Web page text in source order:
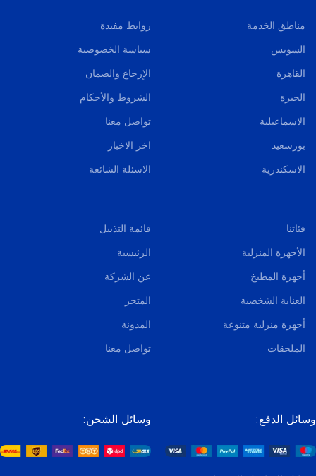
مناطق الخدمة
السويس
القاهرة
الجيزة
الاسماعيلية
بورسعيد
الاسكندرية
روابط مفيدة
سياسة الخصوصية
الإرجاع والضمان
الشروط والأحكام
تواصل معنا
اخر الاخبار
الاسئلة الشائعة
فئاتنا
الأجهزة المنزلية
أجهزة المطبخ
العناية الشخصية
أجهزة منزلية متنوعة
الملحقات
قائمة التذييل
الرئيسية
عن الشركة
المتجر
المدونة
تواصل معنا
وسائل الدقع: وسائل الشحن: